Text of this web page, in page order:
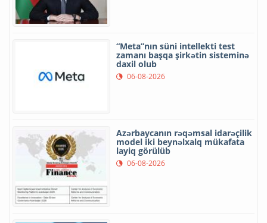
“Meta”nın süni intellekti test
zamanı başqa şirkətin sisteminə
daxil olub
06-08-2026
Azərbaycanın rəqəmsal idarəçilik
model iki beynəlxalq mükafata
layiq görülüb
06-08-2026